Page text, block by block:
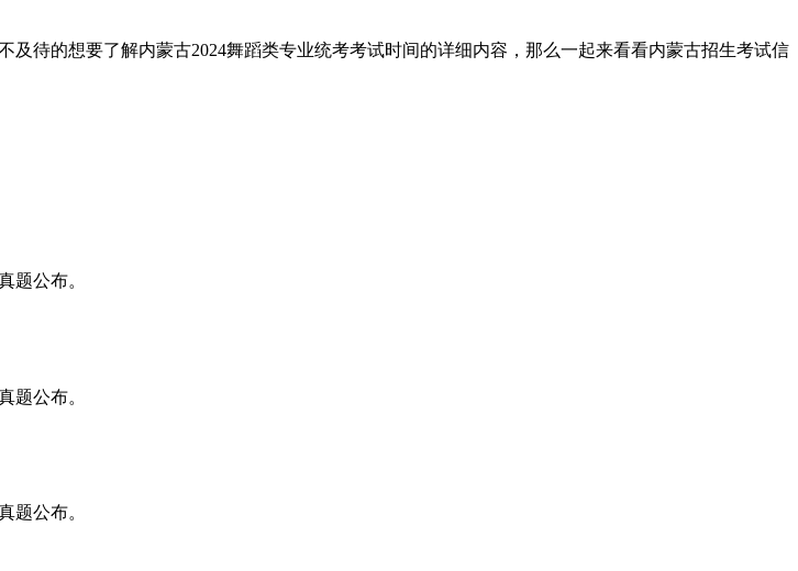
待的想要了解内蒙古2024舞蹈类专业统考考试时间的详细内容，那么一起来看看内蒙古招生考试信
题公布。
题公布。
题公布。